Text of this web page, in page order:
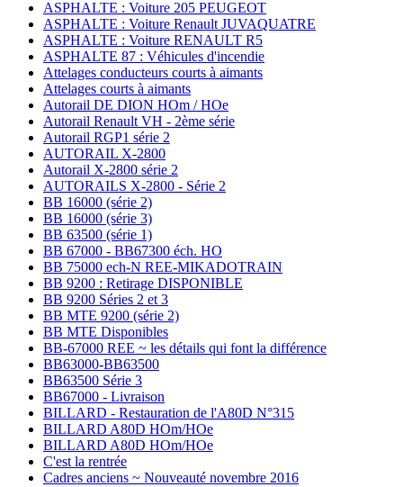
ASPHALTE : Voiture 205 PEUGEOT
ASPHALTE : Voiture Renault JUVAQUATRE
ASPHALTE : Voiture RENAULT R5
ASPHALTE 87 : Véhicules d'incendie
Attelages conducteurs courts à aimants
Attelages courts à aimants
Autorail DE DION HOm / HOe
Autorail Renault VH - 2ème série
Autorail RGP1 série 2
AUTORAIL X-2800
Autorail X-2800 série 2
AUTORAILS X-2800 - Série 2
BB 16000 (série 2)
BB 16000 (série 3)
BB 63500 (série 1)
BB 67000 - BB67300 éch. HO
BB 75000 ech-N REE-MIKADOTRAIN
BB 9200 : Retirage DISPONIBLE
BB 9200 Séries 2 et 3
BB MTE 9200 (série 2)
BB MTE Disponibles
BB-67000 REE ~ les détails qui font la différence
BB63000-BB63500
BB63500 Série 3
BB67000 - Livraison
BILLARD - Restauration de l'A80D N°315
BILLARD A80D HOm/HOe
BILLARD A80D HOm/HOe
C'est la rentrée
Cadres anciens ~ Nouveauté novembre 2016